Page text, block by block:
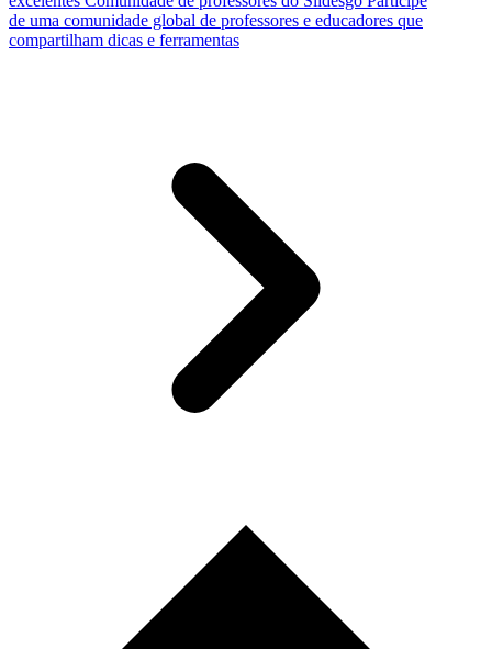
de uma comunidade global de professores e educadores que
compartilham dicas e ferramentas